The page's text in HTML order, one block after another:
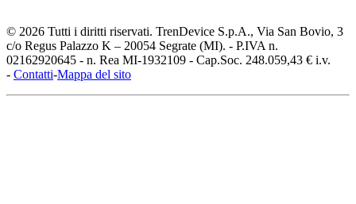
© 2026 Tutti i diritti riservati. TrenDevice S.p.A., Via San Bovio, 3
c/o Regus Palazzo K – 20054 Segrate (MI). - P.IVA n.
02162920645 - n. Rea MI-1932109 - Cap.Soc. 248.059,43 € i.v.
- Contatti-Mappa del sito